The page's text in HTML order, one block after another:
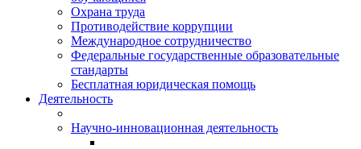
Охрана труда
Противодействие коррупции
Международное сотрудничество
Федеральные государственные образовательные
стандарты
Бесплатная юридическая помощь
Деятельность
Научно-инновационная деятельность